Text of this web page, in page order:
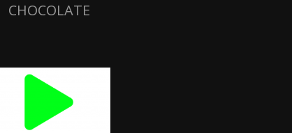
CHOCOLATE